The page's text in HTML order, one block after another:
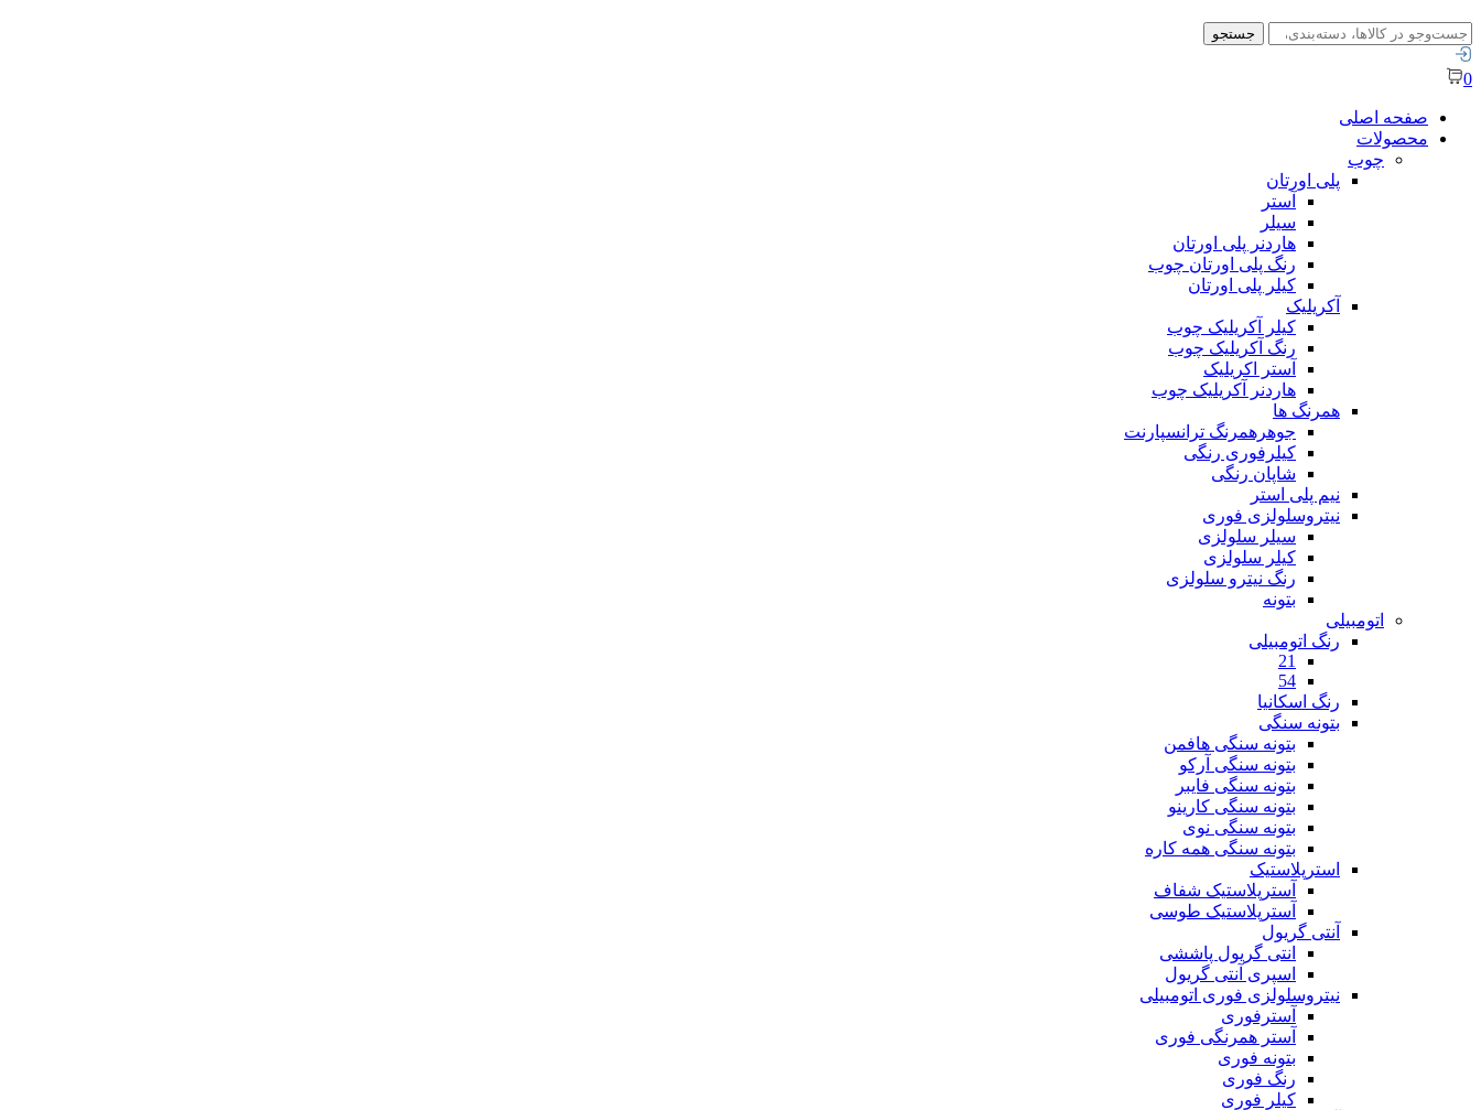
جستجو
برای:
جستجو
0
صفحه اصلی
محصولات
چوب
پلی اورتان
آستر
سیلر
هاردنر پلی اورتان
رنگ پلی اورتان چوب
کیلر پلی اورتان
آکریلیک
کیلر آکریلیک چوب
رنگ آکریلیک چوب
آستر اکریلیک
هاردنر آکریلیک چوب
همرنگ ها
جوهرهمرنگ ترانسپارنت
کیلرفوری رنگی
شاپان رنگی
نیم پلی استر
نیتروسلولزی فوری
سیلر سلولزی
کیلر سلولزی
رنگ نیترو سلولزی
بتونه
اتومبیلی
رنگ اتومبیلی
21
54
رنگ اسکانیا
بتونه سنگی
بتونه سنگی هافمن
بتونه سنگی آرکو
بتونه سنگی فایبر
بتونه سنگی کارینو
بتونه سنگی نوی
بتونه سنگی همه کاره
استرپلاستیک
آسترپلاستیک شفاف
آسترپلاستیک طوسی
آنتی گریول
انتی گریول پاششی
اسپری آنتی گریول
نیتروسلولزی فوری اتومبیلی
آسترفوری
آستر همرنگی فوری
بتونه فوری
رنگ فوری
کیلر فوری